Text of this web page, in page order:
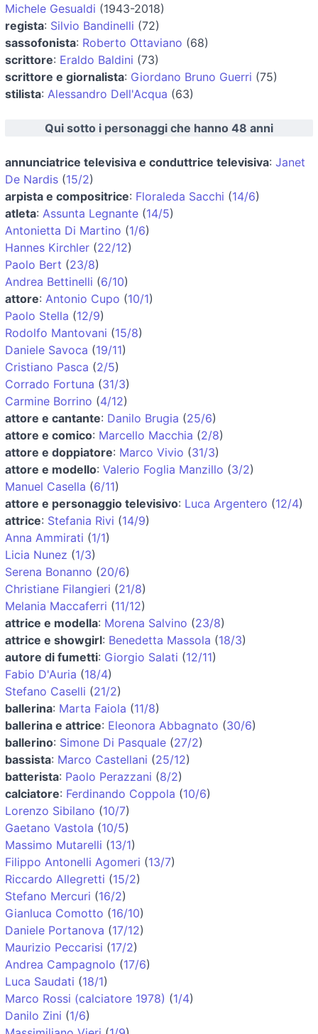
Michele Gesualdi (1943-2018)
regista: Silvio Bandinelli (72)
sassofonista: Roberto Ottaviano (68)
scrittore: Eraldo Baldini (73)
scrittore e giornalista: Giordano Bruno Guerri (75)
stilista: Alessandro Dell'Acqua (63)
Qui sotto i personaggi che hanno 48 anni
annunciatrice televisiva e conduttrice televisiva: Janet
De Nardis (15/2)
arpista e compositrice: Floraleda Sacchi (14/6)
atleta: Assunta Legnante (14/5)
Antonietta Di Martino (1/6)
Hannes Kirchler (22/12)
Paolo Bert (23/8)
Andrea Bettinelli (6/10)
attore: Antonio Cupo (10/1)
Paolo Stella (12/9)
Rodolfo Mantovani (15/8)
Daniele Savoca (19/11)
Cristiano Pasca (2/5)
Corrado Fortuna (31/3)
Carmine Borrino (4/12)
attore e cantante: Danilo Brugia (25/6)
attore e comico: Marcello Macchia (2/8)
attore e doppiatore: Marco Vivio (31/3)
attore e modello: Valerio Foglia Manzillo (3/2)
Manuel Casella (6/11)
attore e personaggio televisivo: Luca Argentero (12/4)
attrice: Stefania Rivi (14/9)
Anna Ammirati (1/1)
Licia Nunez (1/3)
Serena Bonanno (20/6)
Christiane Filangieri (21/8)
Melania Maccaferri (11/12)
attrice e modella: Morena Salvino (23/8)
attrice e showgirl: Benedetta Massola (18/3)
autore di fumetti: Giorgio Salati (12/11)
Fabio D'Auria (18/4)
Stefano Caselli (21/2)
ballerina: Marta Faiola (11/8)
ballerina e attrice: Eleonora Abbagnato (30/6)
ballerino: Simone Di Pasquale (27/2)
bassista: Marco Castellani (25/12)
batterista: Paolo Perazzani (8/2)
calciatore: Ferdinando Coppola (10/6)
Lorenzo Sibilano (10/7)
Gaetano Vastola (10/5)
Massimo Mutarelli (13/1)
Filippo Antonelli Agomeri (13/7)
Riccardo Allegretti (15/2)
Stefano Mercuri (16/2)
Gianluca Comotto (16/10)
Daniele Portanova (17/12)
Maurizio Peccarisi (17/2)
Andrea Campagnolo (17/6)
Luca Saudati (18/1)
Marco Rossi (calciatore 1978) (1/4)
Danilo Zini (1/6)